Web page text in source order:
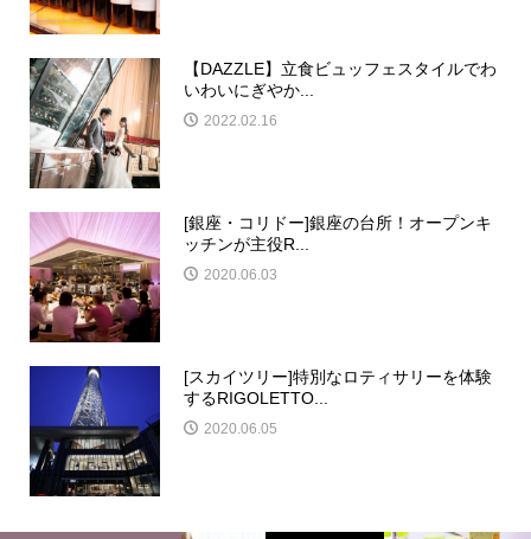
【DAZZLE】立食ビュッフェスタイルでわ
いわいにぎやか...
2022.02.16
[銀座・コリドー]銀座の台所！オープンキ
ッチンが主役R...
2020.06.03
[スカイツリー]特別なロティサリーを体験
するRIGOLETTO...
2020.06.05